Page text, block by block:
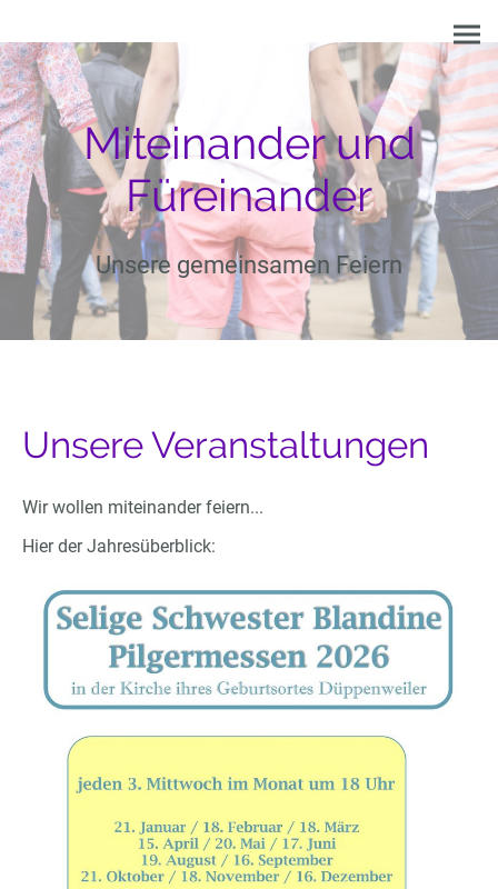
Miteinander und
Füreinander
Unsere gemeinsamen Feiern
Unsere Veranstaltungen
Wir wollen miteinander feiern...
Hier der Jahresüberblick: